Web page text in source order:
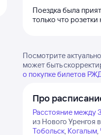
Поездка была
только что розетки
Посмотрите
может быть
о покупке билетов
Про
Расстояние между
из Нового Уренгоя
Тобольск, Когалым,